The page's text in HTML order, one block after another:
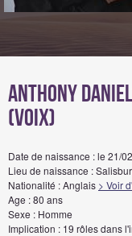
Anthony
(voix)
Date de naissance : le 21/
Lieu de naissance :
Nationalité : Anglais > Voir
Age : 80 ans
Sexe : Homme
Implication : 19 rôles dans